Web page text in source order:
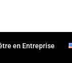
en Entreprise